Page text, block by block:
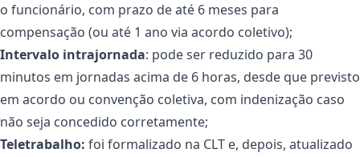
o funcionário, com prazo de até 6 meses para
compensação (ou até 1 ano via acordo coletivo);
Intervalo intrajornada: pode ser reduzido para 30
minutos em jornadas acima de 6 horas, desde que previsto
em acordo ou convenção coletiva, com indenização caso
não seja concedido corretamente;
Teletrabalho: foi formalizado na CLT e, depois, atualizado